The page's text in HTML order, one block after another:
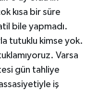
kısa bir süre
bile yapmadı.
tutuklu kimse yok.
Varsa
gün tahliye
iş